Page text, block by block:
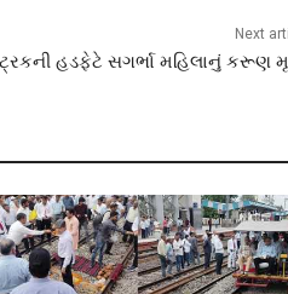
Next
હડફેટે સગર્ભા મહિલાનું કરૂણ